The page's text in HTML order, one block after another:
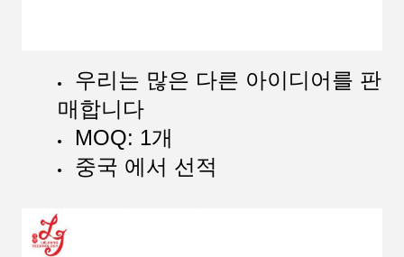
우리는 많은 다른 아이디어를 판
매합니다
MOQ: 1개
중국 에서 선적